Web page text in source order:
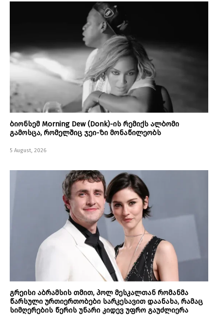
ბიონსემ Morning Dew (Donk)-ის რემიქს ალბომი
გამოსცა, რომელშიც ჯეი-ზი მონაწილეობს
5 August, 2026
გრეისი აბრამსის თმით, პოლ მესკალთან რომანმა
წარსული ურთიერთობები სარკესავით დაანახა, რამაც
სიმღერების წერის უნარი კიდევ უფრო გაუძლიერა